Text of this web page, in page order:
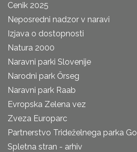
Cenik 2025
Neposredni nadzor v naravi
Izjava o dostopnosti
Natura 2000
Naravni parki Slovenije
Narodni park Őrseg
Naravni park Raab
Evropska Zelena vez
Zveza Europarc
Partnerstvo Trideželnega parka
Spletna stran - arhiv